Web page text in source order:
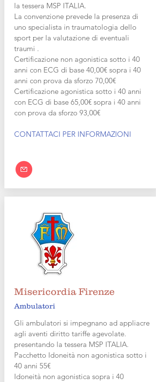
la tessera MSP ITALIA.
La convenzione prevede la presenza di
uno specialista in traumatologia dello
sport per la valutazione di eventuali
traumi .
Certificazione non agonistica sotto i 40
anni con ECG di base​ 40,00€ sopra i 40
anni con prova da sforzo 70,00€
Certificazione agonistica sotto i 40 anni
con ECG di base​ 65,00€ sopra i 40 anni
con prova da sforzo 93,00€
CONTATTACI PER INFORMAZIONI
Misericordia Firenze
Ambulatori
Gli ambulatori si impegnano ad appliacre
agli aventi diritto tariffe agevolate.
presentando la tessera MSP ITALIA.
Pacchetto Idoneità non agonistica sotto i
40 anni 55€
Idoneità non agonistica sopra i 40